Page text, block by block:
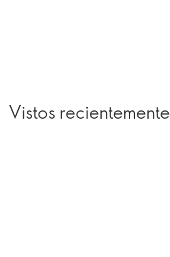
Vistos recientemente